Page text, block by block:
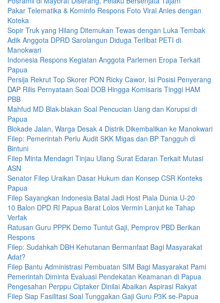
Pakar Telematika & Kominfo Respons Foto Viral Anies dengan
Koteka
Sopir Truk yang Hilang Ditemukan Tewas dengan Luka Tembak
Adik Anggota DPRD Sarolangun Diduga Terlibat PETI di
Manokwari
Indonesia Respons Kegiatan Anggota Parlemen Eropa Terkait
Papua
Persija Rekrut Top Skorer PON Ricky Cawor, Isi Posisi Penyerang
DAP Rilis Pernyataan Soal DOB Hingga Komisaris Tinggi HAM
PBB
Mahfud MD Blak-blakan Soal Pencucian Uang dan Korupsi di
Papua
Blokade Jalan, Warga Desak 4 Distrik Dikembalikan ke Manokwari
Filep: Pemerintah Perlu Audit SKK Migas dan BP Tangguh di
Bintuni
Filep Minta Mendagri Tinjau Ulang Surat Edaran Terkait Mutasi
ASN
Senator Filep Uraikan Dasar Hukum dan Konsep CSR Konteks
Papua
Filep Sayangkan Indonesia Batal Jadi Host Piala Dunia U-20
10 Balon DPD RI Papua Barat Lolos Vermin Lanjut ke Tahap
Verfak
Ratusan Guru PPPK Demo Tuntut Gaji, Pemprov PBD Berikan
Respons
Filep: Sudahkah DBH Kehutanan Bermanfaat Bagi Masyarakat
Adat?
Filep Bantu Administrasi Pembuatan SIM Bagi Masyarakat Pami
Pemerintah Diminta Evaluasi Pendekatan Keamanan di Papua
Pengesahan Perppu Ciptaker Dinilai Abaikan Aspirasi Rakyat
Filep Siap Fasilitasi Soal Tunggakan Gaji Guru P3K se-Papua